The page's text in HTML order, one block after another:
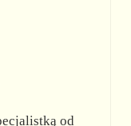
od